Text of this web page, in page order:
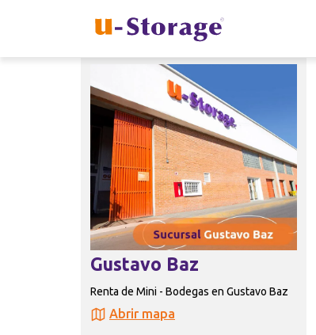
Gustavo Baz
Renta de Mini - Bodegas en Gustavo Baz
Abrir mapa